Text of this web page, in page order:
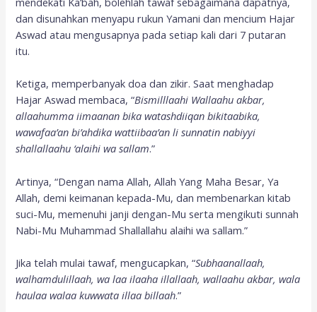
dan disunahkan menyapu rukun Yamani dan mencium Hajar
Aswad atau mengusapnya pada setiap kali dari 7 putaran
itu.
Ketiga, memperbanyak doa dan zikir. Saat menghadap
Hajar Aswad membaca, “Bismilllaahi Wallaahu akbar,
allaahumma iimaanan bika watashdiiqan bikitaabika,
wawafaa’an bi’ahdika wattiibaa’an li sunnatin nabiyyi
shallallaahu ‘alaihi wa sallam.”
Artinya, “Dengan nama Allah, Allah Yang Maha Besar, Ya
Allah, demi keimanan kepada-Mu, dan membenarkan kitab
suci-Mu, memenuhi janji dengan-Mu serta mengikuti sunnah
Nabi-Mu Muhammad Shallallahu alaihi wa sallam.”
Jika telah mulai tawaf, mengucapkan, “Subhaanallaah,
walhamdulillaah, wa laa ilaaha illallaah, wallaahu akbar, wala
haulaa walaa kuwwata illaa billaah.”